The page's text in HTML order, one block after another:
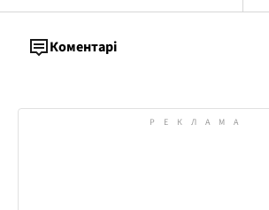
Коментарі